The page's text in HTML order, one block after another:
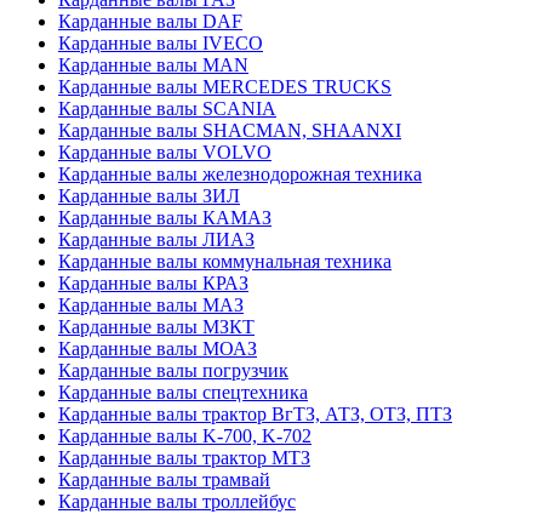
Карданные валы DAF
Карданные валы IVECO
Карданные валы MAN
Карданные валы MERCEDES TRUCKS
Карданные валы SCANIA
Карданные валы SHACMAN, SHAANXI
Карданные валы VOLVO
Карданные валы железнодорожная техника
Карданные валы ЗИЛ
Карданные валы КАМАЗ
Карданные валы ЛИАЗ
Карданные валы коммунальная техника
Карданные валы КРАЗ
Карданные валы МАЗ
Карданные валы МЗКТ
Карданные валы МОАЗ
Карданные валы погрузчик
Карданные валы спецтехника
Карданные валы трактор ВгТЗ, АТЗ, ОТЗ, ПТЗ
Карданные валы K-700, K-702
Карданные валы трактор МТЗ
Карданные валы трамвай
Карданные валы троллейбус